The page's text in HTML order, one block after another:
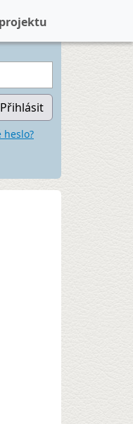
Přihlásit
heslo?